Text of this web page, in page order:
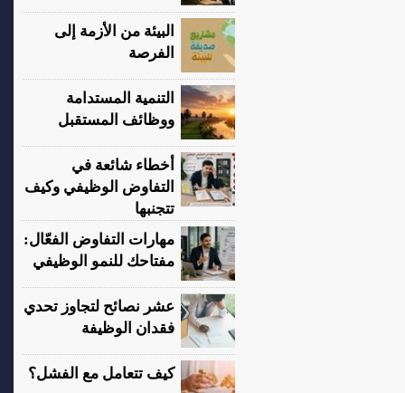
البيئة من الأزمة إلى
الفرصة
التنمية المستدامة
ووظائف المستقبل
أخطاء شائعة في
التفاوض الوظيفي وكيف
تتجنبها
مهارات التفاوض الفعّال:
مفتاحك للنمو الوظيفي
عشر نصائح لتجاوز تحدي
فقدان الوظيفة
كيف تتعامل مع الفشل؟